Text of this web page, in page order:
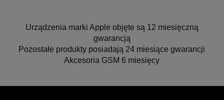
Urządzenia marki Apple objęte są 12 miesięczną
gwarancją
Pozostałe produkty posiadają 24 miesiące gwarancji
Akcesoria GSM 6 miesięcy